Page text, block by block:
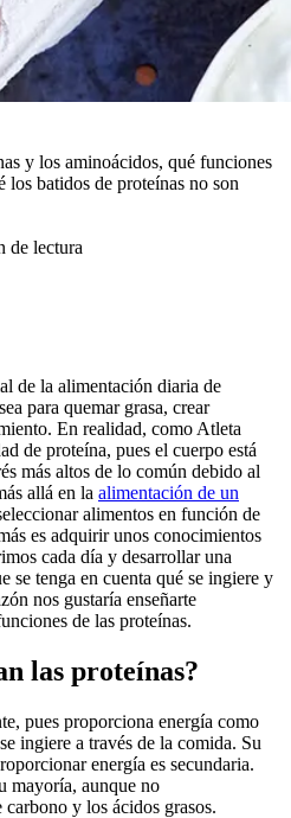
y los aminoácidos, qué funciones
batidos de proteínas no son
de lectura
de la alimentación diaria de
para quemar grasa, crear
En realidad, como Atleta
de proteína, pues el cuerpo está
más altos de lo común debido al
allá en la alimentación de un
alimentos en función de
es adquirir unos conocimientos
cada día y desarrollar una
se tenga en cuenta qué se ingiere y
nos gustaría enseñarte
de las proteínas.
las proteínas?
pues proporciona energía como
ingiere a través de la comida. Su
energía es secundaria.
mayoría, aunque no
y los ácidos grasos.